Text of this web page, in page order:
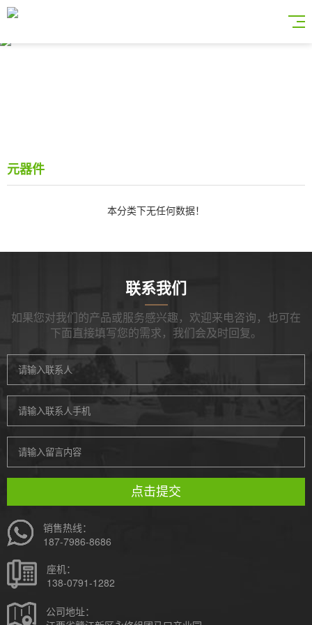
元器件
本分类下无任何数据！
联系我们
如果您对我们的产品或服务感兴趣，欢迎来电咨询，也可在
下面直接填写您的需求，我们会及时回复。
点击提交
销售热线：
187-7986-8686
座机：
138-0791-1282
公司地址：